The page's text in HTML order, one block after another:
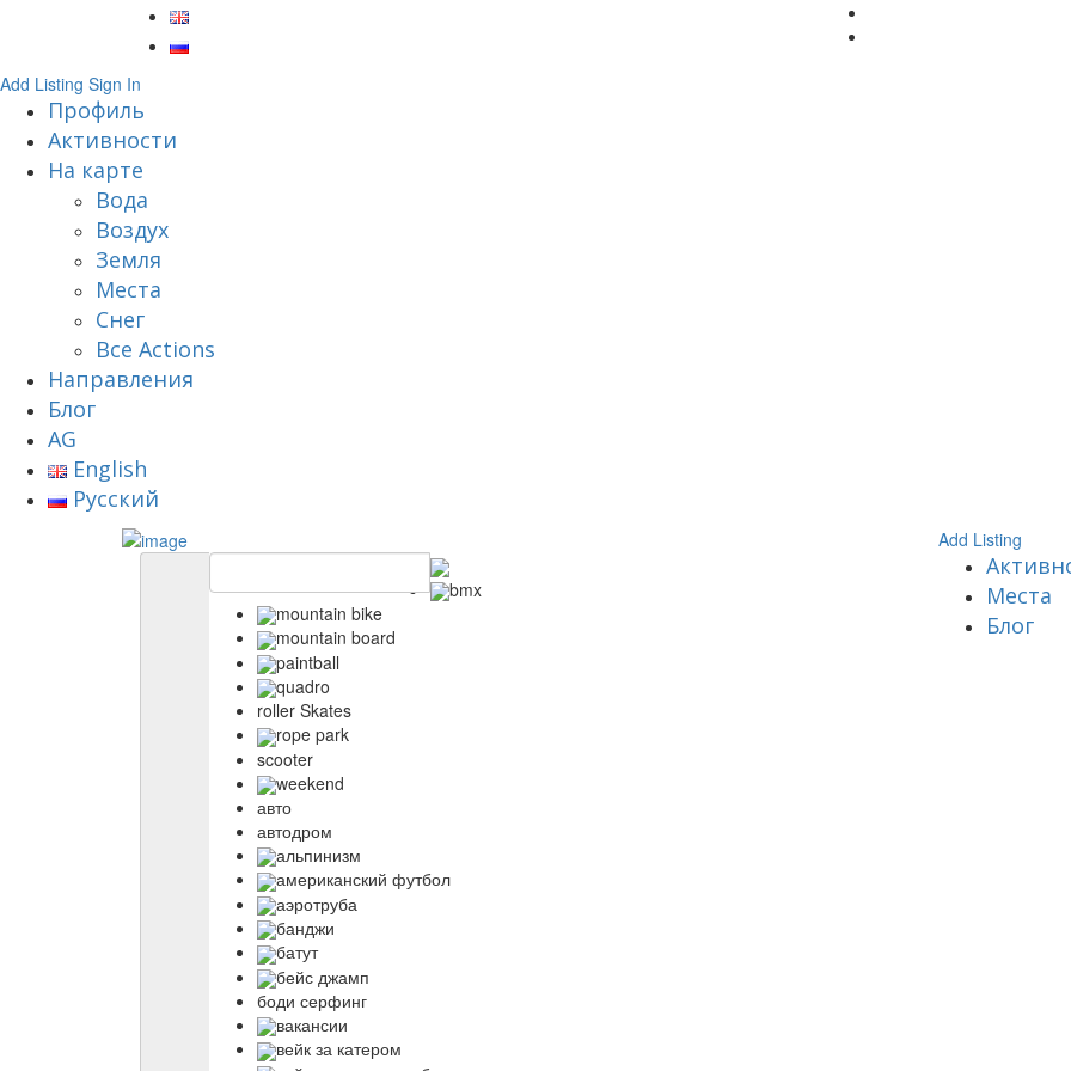
Add Listing Sign In
Профиль
Активности
На карте
Вода
Воздух
Земля
Места
Снег
Все Actions
Направления
Блог
AG
English
Русский
bmx
mountain bike
mountain board
paintball
quadro
roller Skates
rope park
scooter
weekend
авто
автодром
альпинизм
американский футбол
аэротруба
банджи
батут
бейс джамп
боди серфинг
вакансии
вейк за катером
Add Listing
Места
Блог